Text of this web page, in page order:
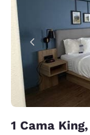
1 Cama